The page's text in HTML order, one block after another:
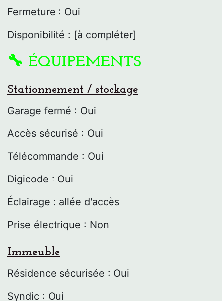
Fermeture : Oui
Disponibilité : [à compléter]
🔧 ÉQUIPEMENTS
Stationnement / stockage
Garage fermé : Oui
Accès sécurisé : Oui
Télécommande : Oui
Digicode : Oui
Éclairage : allée d'accès
Prise électrique : Non
Immeuble
Résidence sécurisée : Oui
Syndic : Oui